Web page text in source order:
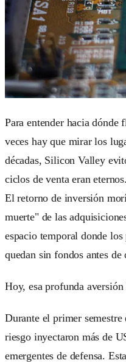
Para entender hacia
veces hay que mirar los
décadas, Silicon Valley
ciclos de venta eran
El retorno de inversión
muerte" de las
espacio temporal donde
quedan sin fondos antes
Hoy, esa profunda
Durante el primer
riesgo inyectaron más de
emergentes de defensa.